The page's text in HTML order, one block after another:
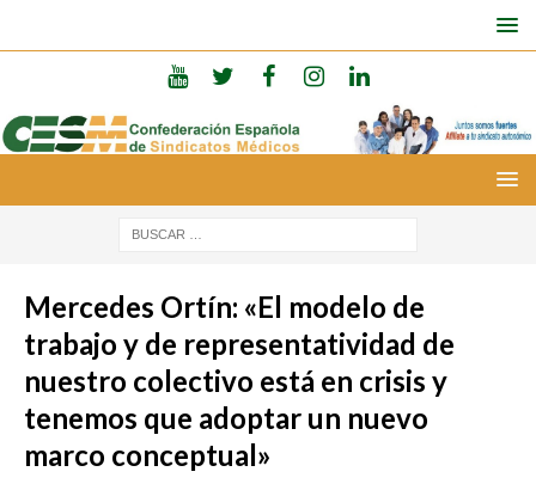
Mercedes Ortín: «El modelo de
trabajo y de representatividad de
nuestro colectivo está en crisis y
tenemos que adoptar un nuevo
marco conceptual»